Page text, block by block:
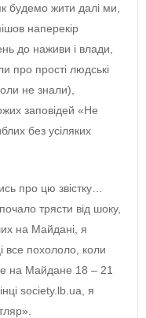
будемо жити далі ми,
наперекір
до наживи і влади,
про прості людські
не знали),
заповідей «Не
без усіляких
про цю звістку…
трясти від шоку,
на Майдані, я
все похололо, коли
на Майдане 18 – 21
society.lb.ua, я